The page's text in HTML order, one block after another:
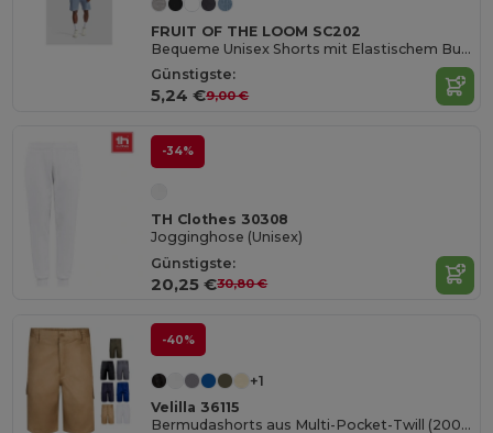
FRUIT OF THE LOOM SC202
Bequeme Unisex Shorts mit Elastischem Bund
Günstigste:
5,24 €9,00 €
-34%
TH Clothes 30308
Jogginghose (Unisex)
Günstigste:
20,25 €30,80 €
-40%
+1
Velilla 36115
Bermudashorts aus Multi-Pocket-Twill (200g/m²), aus Baumwolle (35%) und Polyester (65%)